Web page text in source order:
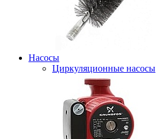
Насосы
Циркуляционные насосы